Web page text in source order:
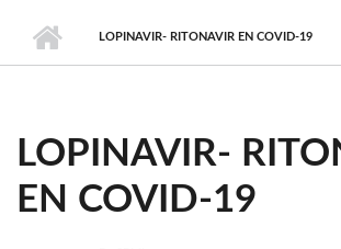
LOPINAVIR- RITONAVIR EN COVID-19
LOPINAVIR-
EN COVID-19